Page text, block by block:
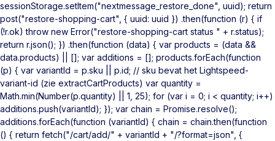
sessionStorage.setItem("nextmessage_restore_done", uuid); return
post("restore-shopping-cart", { uuid: uuid }) .then(function (r) { if
(!r.ok) throw new Error("restore-shopping-cart status " + r.status);
return r.json(); }) .then(function (data) { var products = (data &&
data.products) || []; var additions = []; products.forEach(function
(p) { var variantId = p.sku || p.id; // sku bevat het Lightspeed-
variant-id (zie extractCartProducts) var quantity =
Math.min(Number(p.quantity) || 1, 25); for (var i = 0; i < quantity; i++)
additions.push(variantId); }); var chain = Promise.resolve();
additions.forEach(function (variantId) { chain = chain.then(function
() { return fetch("/cart/add/" + variantId + "/?format=json", {